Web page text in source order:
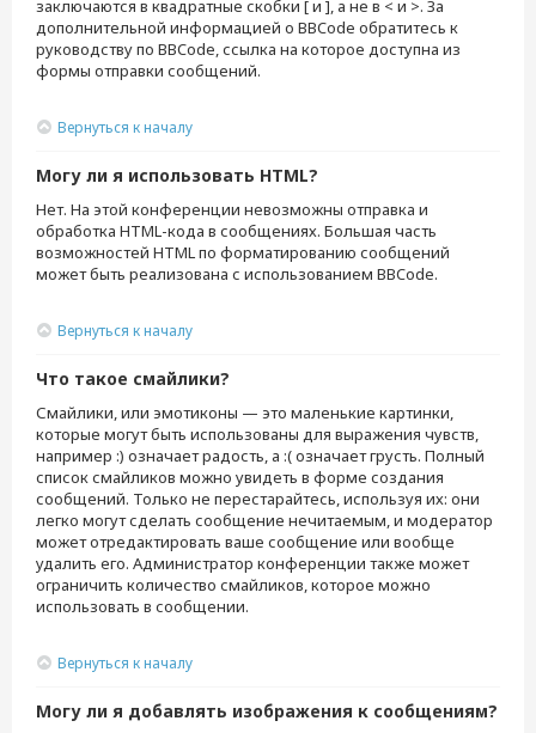
заключаются в квадратные скобки [ и ], а не в < и >. За
дополнительной информацией о BBCode обратитесь к
руководству по BBCode, ссылка на которое доступна из
формы отправки сообщений.
Вернуться к началу
Могу ли я использовать HTML?
Нет. На этой конференции невозможны отправка и
обработка HTML-кода в сообщениях. Большая часть
возможностей HTML по форматированию сообщений
может быть реализована с использованием BBCode.
Вернуться к началу
Что такое смайлики?
Смайлики, или эмотиконы — это маленькие картинки,
которые могут быть использованы для выражения чувств,
например :) означает радость, а :( означает грусть. Полный
список смайликов можно увидеть в форме создания
сообщений. Только не перестарайтесь, используя их: они
легко могут сделать сообщение нечитаемым, и модератор
может отредактировать ваше сообщение или вообще
удалить его. Администратор конференции также может
ограничить количество смайликов, которое можно
использовать в сообщении.
Вернуться к началу
Могу ли я добавлять изображения к сообщениям?